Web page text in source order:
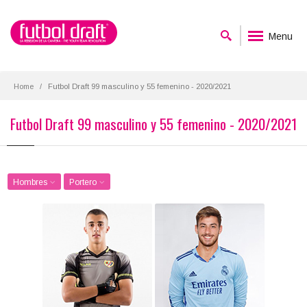
Menu
Home Futbol Draft 99 masculino y 55 femenino - 2020/2021
Futbol Draft 99 masculino y 55 femenino - 2020/2021
Hombres Portero
Miguel A. Morro
Posición:
Portero
Fecha de nacimiento:
2000-09-11
Diego Altube
Posición:
Portero
Fecha de nacimiento:
2000-02-22